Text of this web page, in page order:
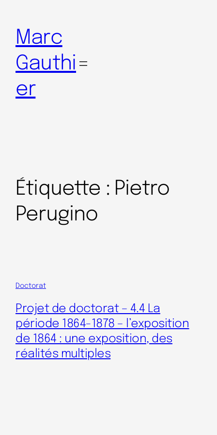
Marc
Gauthi
er
Étiquette : Pietro
Perugino
Doctorat
Projet de doctorat – 4.4 La
période 1864-1878 – l’exposition
de 1864 : une exposition, des
réalités multiples